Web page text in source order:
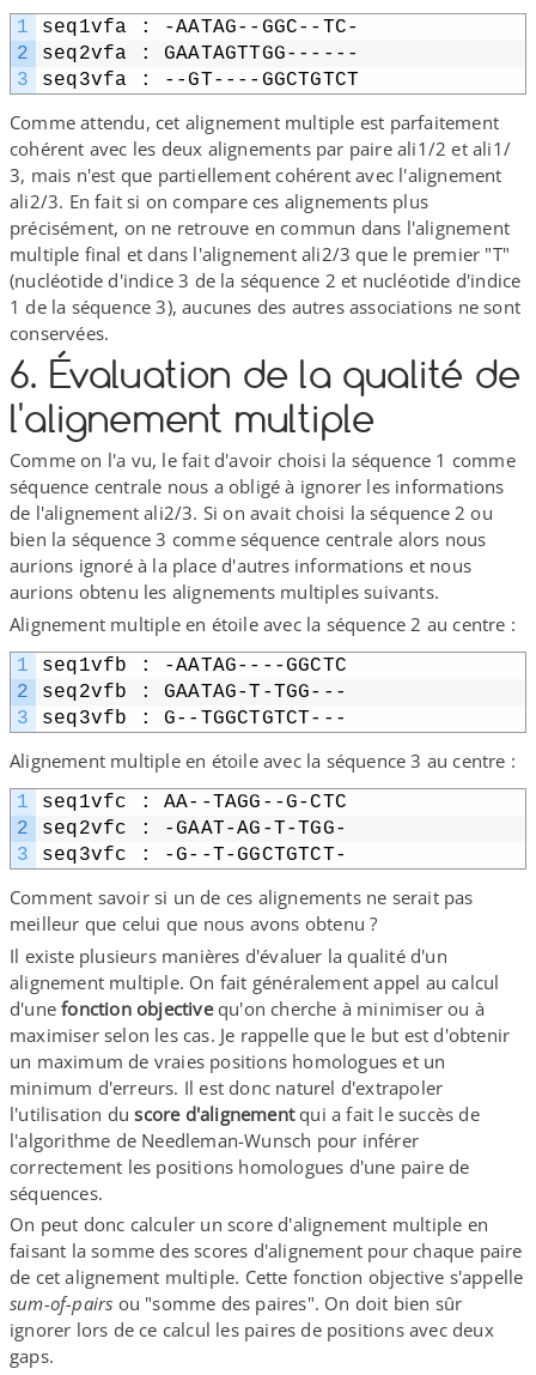
1
2
3
seq1vfa : -AATAG-​-​GGC-​-​TC-
seq2vfa : GAATAGTTGG-​-​-​-​-​-
seq3vfa : --GT-​-​-​-​GGCTGTCT
Comme attendu, cet alignement multiple est parfaitement
cohérent avec les deux alignements par paire ali1/​2 et ali1/​
3, mais n'est que partiellement cohérent avec l'alignement
ali2/​3. En fait si on compare ces alignements plus
précisément, on ne retrouve en commun dans l'alignement
multiple final et dans l'alignement ali2/​3 que le premier "T"
(nucléotide d'indice 3 de la séquence 2 et nucléotide d'indice
1 de la séquence 3), aucunes des autres associations ne sont
conservées.
6. Évaluation de la qualité de
l'alignement multiple
Comme on l'a vu, le fait d'avoir choisi la séquence 1 comme
séquence centrale nous a obligé à ignorer les informations
de l'alignement ali2/​3. Si on avait choisi la séquence 2 ou
bien la séquence 3 comme séquence centrale alors nous
aurions ignoré à la place d'autres informations et nous
aurions obtenu les alignements multiples suivants.
Alignement multiple en étoile avec la séquence 2 au centre :
1
2
3
seq1vfb : -AATAG-​-​-​-​GGCTC
seq2vfb : GAATAG-​T-​TGG-​-​-
seq3vfb : G-​-​TGGCTGTCT-​-​-
Alignement multiple en étoile avec la séquence 3 au centre :
1
2
3
seq1vfc : AA-​-​TAGG-​-​G-​CTC
seq2vfc : -GAAT-​AG-​T-​TGG-
seq3vfc : -G-​-​T-​GGCTGTCT-
Comment savoir si un de ces alignements ne serait pas
meilleur que celui que nous avons obtenu ?
Il existe plusieurs manières d'évaluer la qualité d'un
alignement multiple. On fait généralement appel au calcul
d'unefonction objectivequ'on cherche à minimiser ou à
maximiser selon les cas. Je rappelle que le but est d'obtenir
un maximum de vraies positions homologues et un
minimum d'erreurs. Il est donc naturel d'extrapoler
l'utilisation duscore d'alignementqui a fait le succès de
l'algorithme de Needleman-​Wunsch pour inférer
correctement les positions homologues d'une paire de
séquences.
On peut donc calculer un score d'alignement multiple en
faisant la somme des scores d'alignement pour chaque paire
de cet alignement multiple. Cette fonction objective s'appelle
sum-​of-​pairs ou "somme des paires". On doit bien sûr
ignorer lors de ce calcul les paires de positions avec deux
gaps.